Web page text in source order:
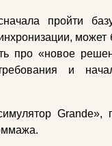
пройти
может
про «новое
и
Grande»,